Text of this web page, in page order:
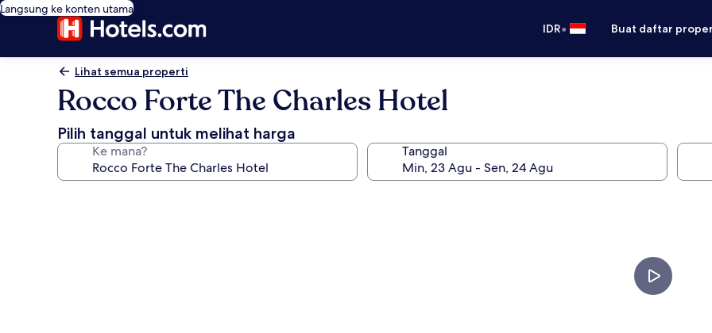
Langsung ke konten utama
IDR• Buat daftar
Lihat semua properti
Rocco Forte The Charles Hotel
Pilih tanggal untuk melihat harga
Ke mana? Tanggal